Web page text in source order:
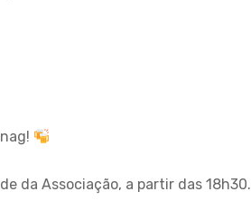
da Associação, a partir das 18h30.